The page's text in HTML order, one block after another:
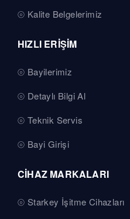
Kalite Belgelerimiz
HIZLI ERİŞİM
Bayilerimiz
Detaylı Bilgi Al
Teknik Servis
Bayi Girişi
CİHAZ MARKALARI
Starkey İşitme Cihazları